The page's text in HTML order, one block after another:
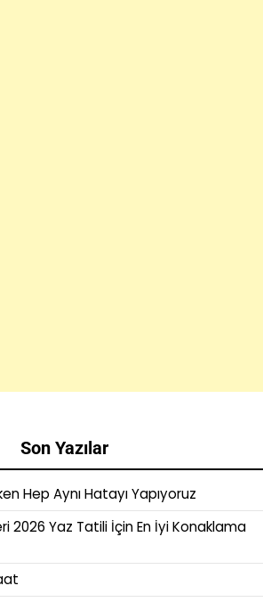
Son Yazılar
Hep Aynı Hatayı Yapıyoruz
2026 Yaz Tatili İçin En İyi Konaklama